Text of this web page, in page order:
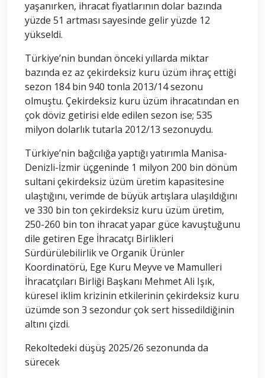
yaşanırken, ihracat fiyatlarının dolar bazında
yüzde 51 artması sayesinde gelir yüzde 12
yükseldi.
Türkiye’nin bundan önceki yıllarda miktar
bazında ez az çekirdeksiz kuru üzüm ihraç ettiği
sezon 184 bin 940 tonla 2013/14 sezonu
olmuştu. Çekirdeksiz kuru üzüm ihracatından en
çok döviz getirisi elde edilen sezon ise; 535
milyon dolarlık tutarla 2012/13 sezonuydu.
Türkiye’nin bağcılığa yaptığı yatırımla Manisa-
Denizli-İzmir üçgeninde 1 milyon 200 bin dönüm
sultani çekirdeksiz üzüm üretim kapasitesine
ulaştığını, verimde de büyük artışlara ulaşıldığını
ve 330 bin ton çekirdeksiz kuru üzüm üretim,
250-260 bin ton ihracat yapar güce kavuştuğunu
dile getiren Ege İhracatçı Birlikleri
Sürdürülebilirlik ve Organik Ürünler
Koordinatörü, Ege Kuru Meyve ve Mamulleri
İhracatçıları Birliği Başkanı Mehmet Ali Işık,
küresel iklim krizinin etkilerinin çekirdeksiz kuru
üzümde son 3 sezondur çok sert hissedildiğinin
altını çizdi.
Rekoltedeki düşüş 2025/26 sezonunda da
sürecek